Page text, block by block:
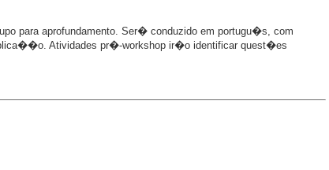
para aprofundamento. Ser� conduzido em portugu�s, com
Atividades pr�-workshop ir�o identificar quest�es